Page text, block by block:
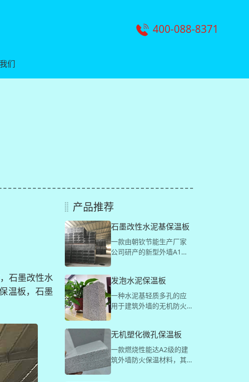
们
400-088-8371
石墨改性水
温板，石墨
产品推荐
石墨改性水泥基保温板
一款由朝钦节能生产厂家
公司研产的新型外墙A1级
防火保温材料，适用于建
建筑自保温冷热桥处理、
外墙保温系统防火隔高
带、建筑结构保温一体
化、屋面保温及防火系
热、隔音)及既有建筑节能
改造外保温工程和修缮工
程等。
发泡水泥保温板
一种水泥基轻质多孔的应
用于建筑外墙的无机防火
保温板，其燃烧性能为A1
带、外墙防火保温板等。
具有高耐火性，高保温
性，无毒无害，寿命长，
耐水性好，界面好，节能
无机塑化微孔保温板
一款燃烧性能达A2级的建
筑外墙防火保温材料，其